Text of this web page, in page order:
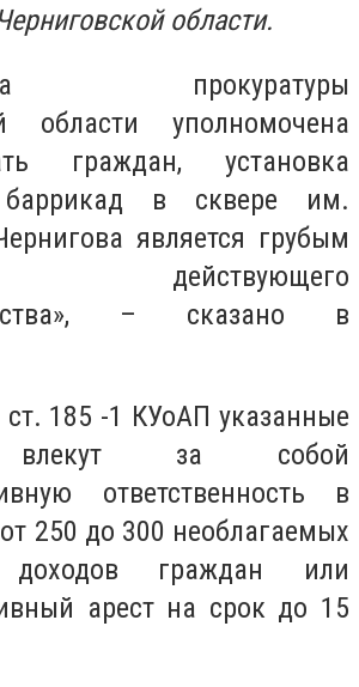
области.
прокуратуры
области уполномочена
граждан, установка
в сквере им.
является грубым
действующего
– сказано в
185 -1 КУоАП указанные
влекут за собой
ответственность в
250 до 300 необлагаемых
доходов граждан или
арест на срок до 15